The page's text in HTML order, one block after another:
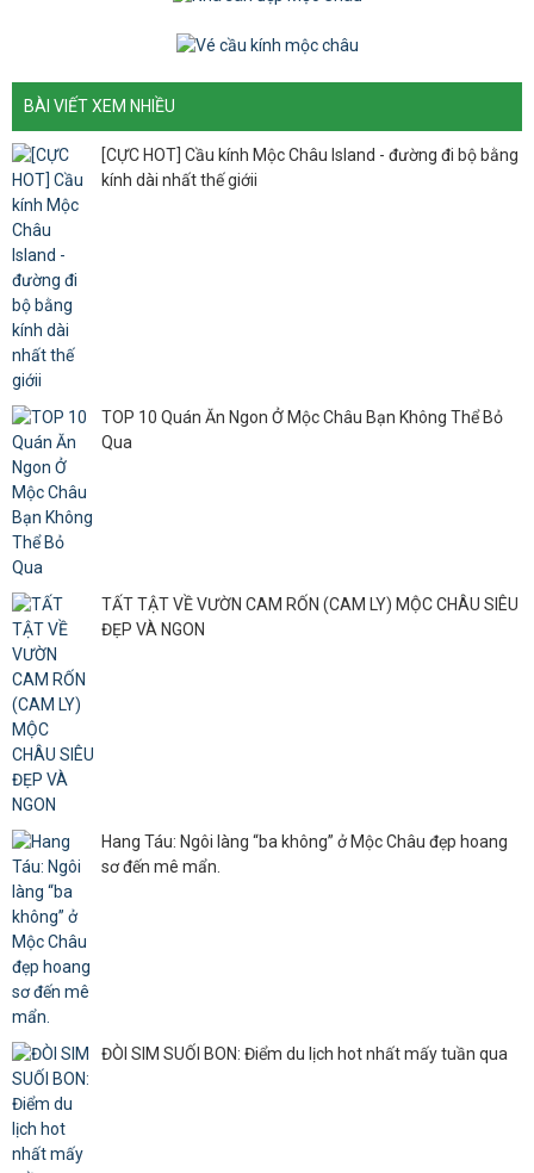
BÀI VIẾT XEM NHIỀU
[CỰC HOT] Cầu kính Mộc Châu Island - đường đi bộ bằng
kính dài nhất thế giớii
TOP 10 Quán Ăn Ngon Ở Mộc Châu Bạn Không Thể Bỏ
Qua
TẤT TẬT VỀ VƯỜN CAM RỐN (CAM LY) MỘC CHÂU SIÊU
ĐẸP VÀ NGON
Hang Táu: Ngôi làng “ba không” ở Mộc Châu đẹp hoang
sơ đến mê mẩn.
ĐÒI SIM SUỐI BON: Điểm du lịch hot nhất mấy tuần qua